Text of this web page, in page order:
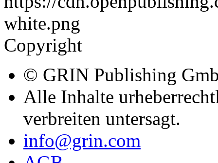
Copyright
© GRIN Publishing
Alle Inhalte
verbreiten untersagt.
info@grin.com